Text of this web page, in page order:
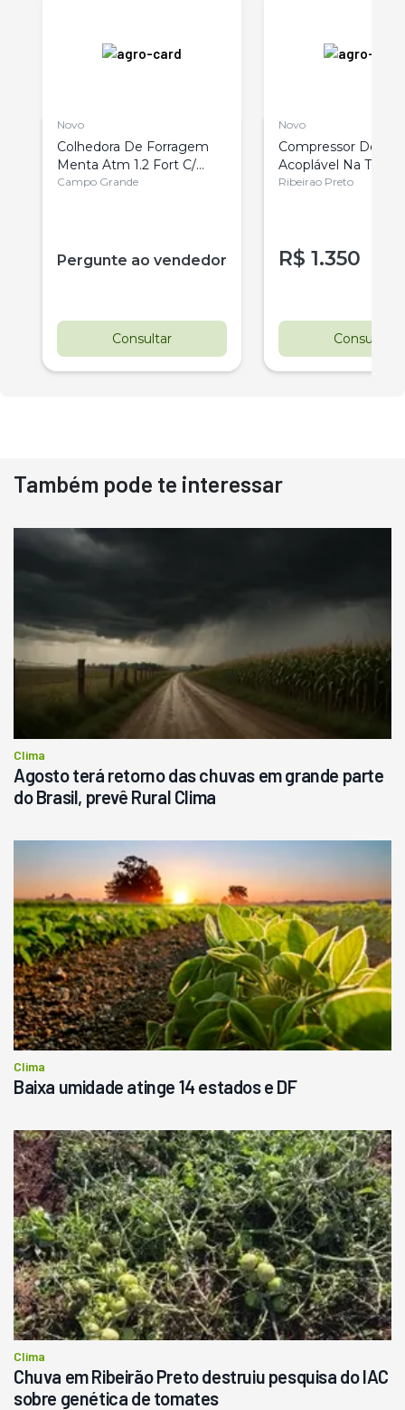
Novo
Colhedora De Forragem
Menta Atm 1.2 Fort C/
Roda
Campo Grande
Pergunte ao vendedor
Consultar
Novo
Compressor De Ar
Acoplável Na
Força Do Trator
Ribeirao Preto
R$ 1.350
Consultar
Também pode te interessar
Clima
Agosto terá retorno das chuvas em grande parte
do Brasil, prevê Rural Clima
Clima
Baixa umidade atinge 14 estados e DF
Clima
Chuva em Ribeirão Preto destruiu pesquisa do IAC
sobre genética de tomates